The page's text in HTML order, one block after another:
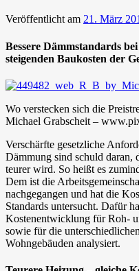
Veröffentlicht am 21. März
Bessere Dämmstandards
steigenden Baukosten der
Wo verstecken sich die
Michael Grabscheit –
Verschärfte gesetzliche
Dämmung sind schuld daran,
teurer wird. So heißt es
Dem ist die
nachgegangen und hat die
Standards untersucht. Dafür
Kostenentwicklung für Roh-
sowie für die
Wohngebäuden analysiert.